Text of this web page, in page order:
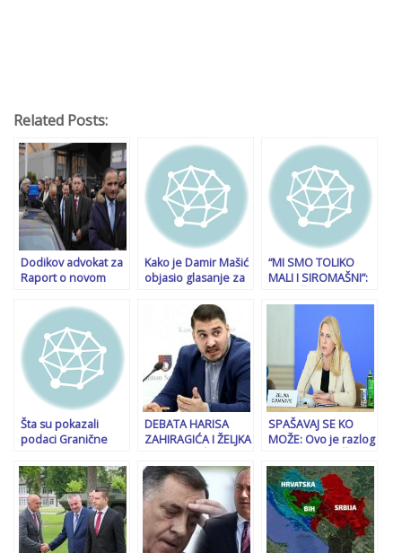
Related Posts:
Dodikov advokat za
Raport o novom
BiH: Neka predmet
ustupe Tužilaštvu
RS
Kako je Damir Mašić
objasio glasanje za
je prošao sve jake i
rigorozne kontrole
etičkih i moralnih
standarda SDA
“MI SMO TOLIKO
MALI I SIROMAŠNI”:
odgovorio na
pitanje šta bi on
savjetovao Miloradu
Dodiku da uradi…
Šta su pokazali
podaci Granične
Dodik jučer
otputovao u Srbiju i
kako će se vratiti
DEBATA HARISA
ZAHIRAGIĆA I ŽELJKA
“Dodik nam je
pomogao da
SPAŠAVAJ SE KO
MOŽE: Ovo je razlog
Cvijanović dobila
vizu za ulazak u
Sjedinjene
Američke Države…